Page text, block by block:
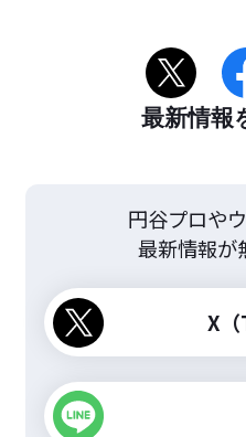
最新情報
円谷プロや
最新情報が
X